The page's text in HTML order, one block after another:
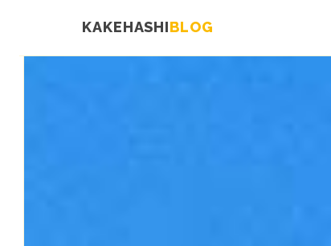
KAKEHASHIBLOG